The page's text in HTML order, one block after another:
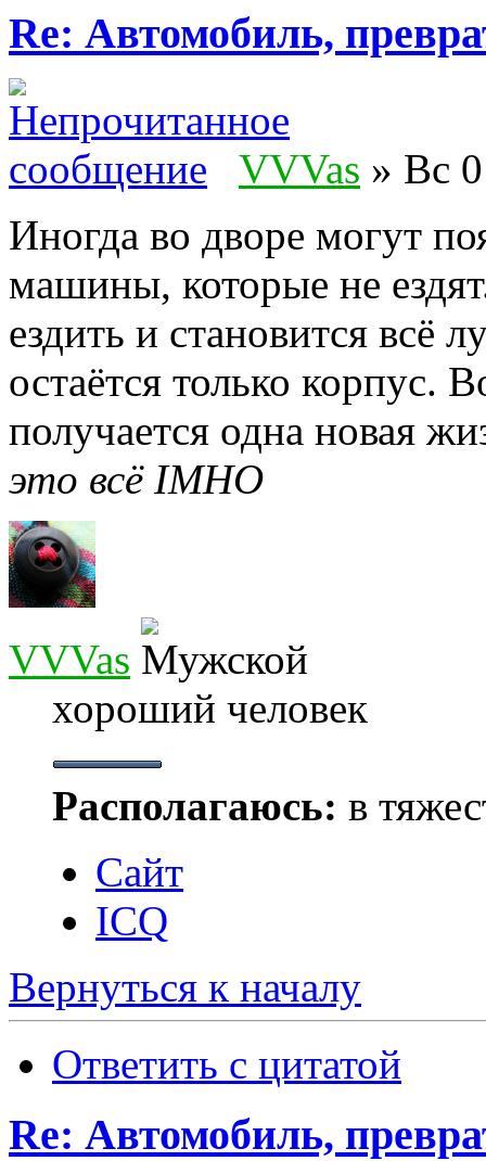
Re: Автомобиль,
VVVas » Вс
Иногда во дворе могут
машины, которые не
ездить и становится всё
остаётся только корпус.
получается одна новая
это всё IMHO
VVVas
хороший человек
Располагаюсь: в
Сайт
ICQ
Вернуться к началу
Ответить с цитатой
Re: Автомобиль,